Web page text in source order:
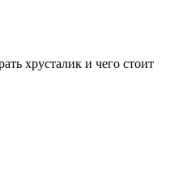
хрусталик и чего стоит